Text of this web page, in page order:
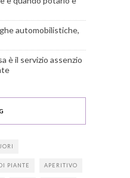
automobilistiche,
è il servizio assenzio
PIANTE APERITIVO